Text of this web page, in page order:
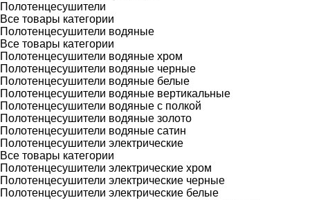
Полотенцесушители
Все товары категории
Полотенцесушители водяные
Все товары категории
Полотенцесушители водяные хром
Полотенцесушители водяные черные
Полотенцесушители водяные белые
Полотенцесушители водяные вертикальные
Полотенцесушители водяные с полкой
Полотенцесушители водяные золото
Полотенцесушители водяные сатин
Полотенцесушители электрические
Все товары категории
Полотенцесушители электрические хром
Полотенцесушители электрические черные
Полотенцесушители электрические белые